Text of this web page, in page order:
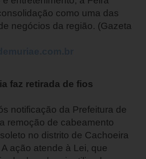
como uma das
negócios da região. (Gazeta
faz retirada de fios
notificação da Prefeitura de
remoção de cabeamento
no distrito de Cachoeira
ação atende à Lei, que